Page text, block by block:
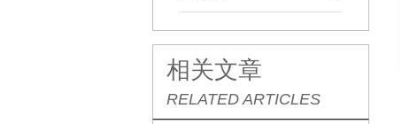
相关文章
RELATED ARTICLES